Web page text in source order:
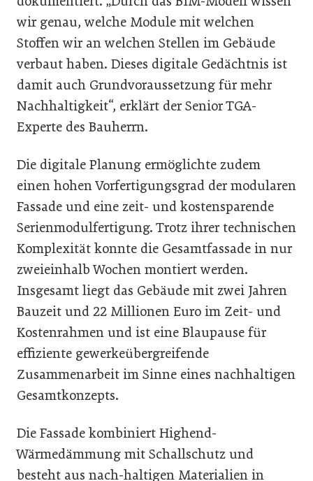
wir genau, welche Module mit welchen
Stoffen wir an welchen Stellen im Gebäude
verbaut haben. Dieses digitale Gedächtnis ist
damit auch Grundvoraussetzung für mehr
Nachhaltigkeit“, erklärt der Senior TGA-
Experte des Bauherrn.
Die digitale Planung ermöglichte zudem
einen hohen Vorfertigungsgrad der modularen
Fassade und eine zeit- und kostensparende
Serienmodulfertigung. Trotz ihrer technischen
Komplexität konnte die Gesamtfassade in nur
zweieinhalb Wochen montiert werden.
Insgesamt liegt das Gebäude mit zwei Jahren
Bauzeit und 22 Millionen Euro im Zeit- und
Kostenrahmen und ist eine Blaupause für
effiziente gewerkeübergreifende
Zusammenarbeit im Sinne eines nachhaltigen
Gesamtkonzepts.
Die Fassade kombiniert Highend-
Wärmedämmung mit Schallschutz und
besteht aus nach-haltigen Materialien in